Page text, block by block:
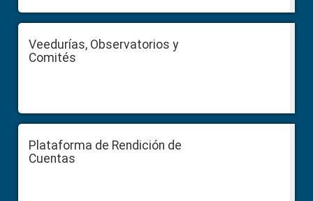
Veedurías, Observatorios y
Comités
Plataforma de Rendición de
Cuentas